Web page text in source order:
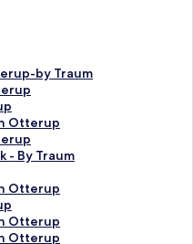
by Traum
Otterup
- By Traum
Otterup
Otterup
Otterup